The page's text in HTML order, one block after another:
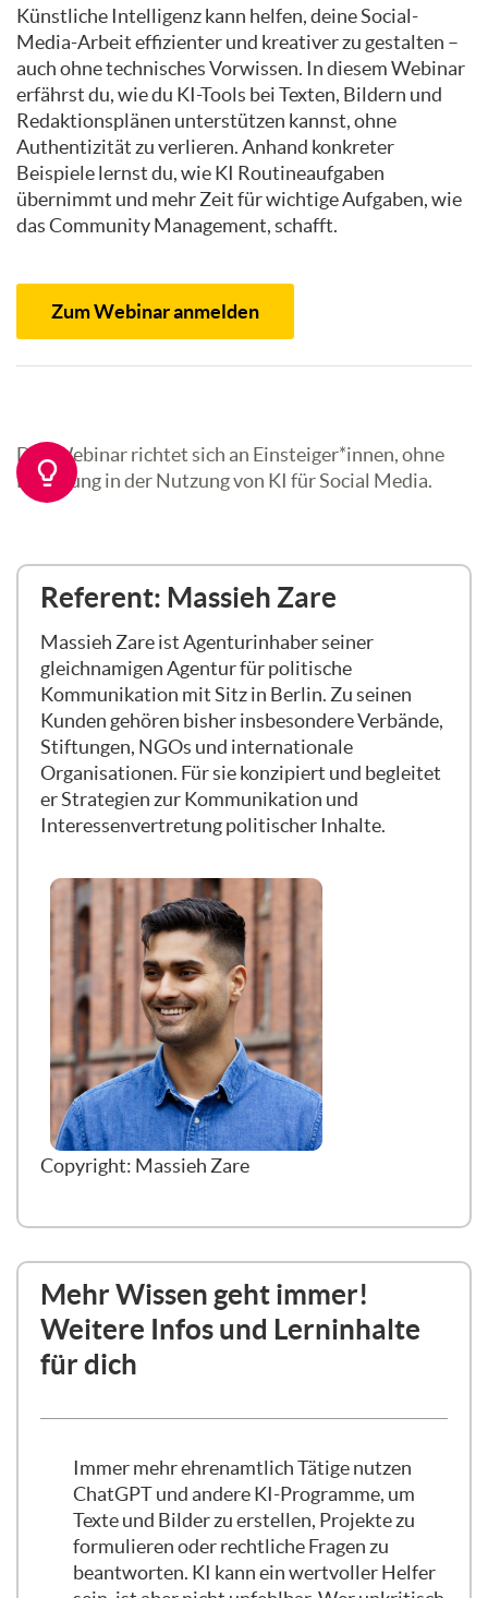
Topic
outline
Künstliche Intelligenz kann helfen, deine Social-
Media-Arbeit effizienter und kreativer zu gestalten –
auch ohne technisches Vorwissen. In diesem Webinar
erfährst du, wie du KI-Tools bei Texten, Bildern und
Redaktionsplänen unterstützen kannst, ohne
Authentizität zu verlieren. Anhand konkreter
Beispiele lernst du, wie KI Routineaufgaben
übernimmt und mehr Zeit für wichtige Aufgaben, wie
das Community Management, schafft.
Zum Webinar anmelden
Das Webinar richtet sich an Einsteiger*innen, ohne
Erfahrung in der Nutzung von KI für Social Media.
Referent: Massieh Zare
Massieh Zare ist Agenturinhaber seiner
gleichnamigen Agentur für politische
Kommunikation mit Sitz in Berlin. Zu seinen
Kunden gehören bisher insbesondere Verbände,
Stiftungen, NGOs und internationale
Organisationen. Für sie konzipiert und begleitet
er Strategien zur Kommunikation und
Interessenvertretung politischer Inhalte.
Copyright: Massieh Zare
Mehr Wissen geht immer!
Weitere Infos und Lerninhalte
für dich
Immer mehr ehrenamtlich Tätige nutzen
ChatGPT und andere KI-Programme, um
Texte und Bilder zu erstellen, Projekte zu
formulieren oder rechtliche Fragen zu
beantworten. KI kann ein wertvoller Helfer